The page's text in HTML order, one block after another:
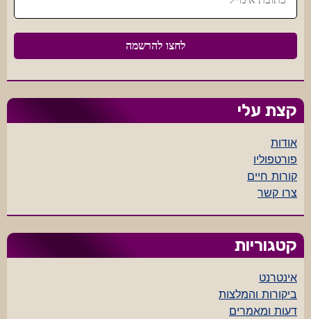
קצת עלי
אודות
פורטפוליו
קורות חיים
צרו קשר
קטגוריות
אינטרנט
ביקורות והמלצות
דעות ומאמרים